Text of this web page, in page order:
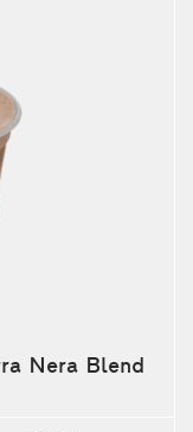
Nera Blend